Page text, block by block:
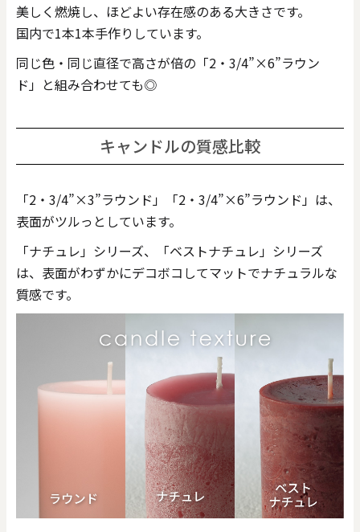
美しく燃焼し、ほどよい存在感のある大きさです。
国内で1本1本手作りしています。
同じ色・同じ直径で高さが倍の「2・3/4”×6”ラウン
ド」と組み合わせても◎
キャンドルの質感比較
「2・3/4”×3”ラウンド」「2・3/4”×6”ラウンド」は、
表面がツルっとしています。
「ナチュレ」シリーズ、「ベストナチュレ」シリーズ
は、表面がわずかにデコボコしてマットでナチュラルな
質感です。